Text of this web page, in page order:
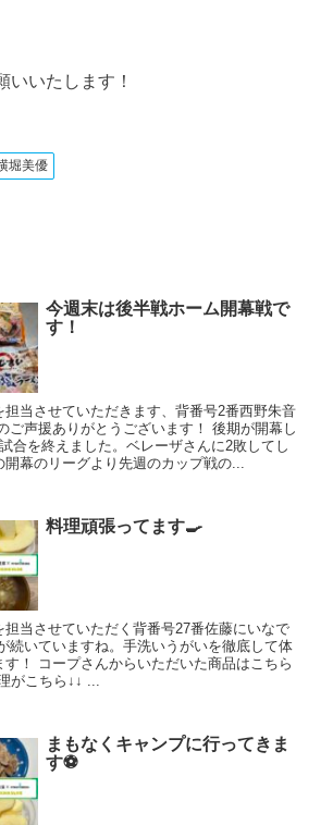
いいたします！
堀美優
今週末は後半戦ホーム開幕戦で
す！
担当させていただきます、背番号2番西野朱音
ご声援ありがとうございます！ 後期が開幕し
合を終えました。ベレーザさんに2敗してし
幕のリーグより先週のカップ戦の...
料理頑張ってます🍳
当させていただく背番号27番佐藤にいなで
続いていますね。手洗いうがいを徹底して体
！ コープさんからいただいた商品はこちら
がこちら↓↓ ...
まもなくキャンプに行ってきま
す⚽️